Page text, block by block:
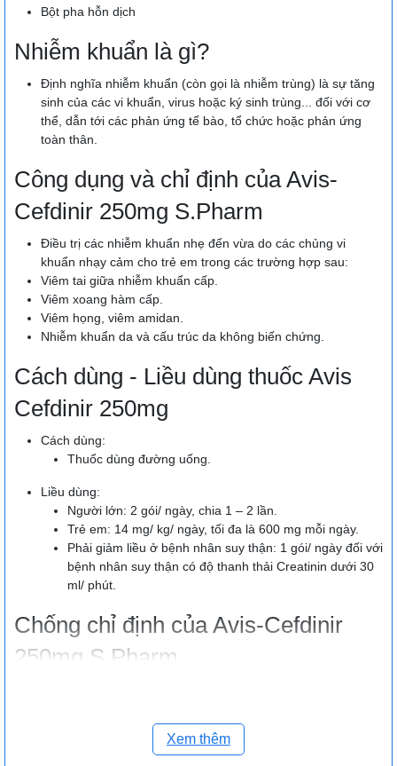
Bột pha hỗn dịch
Nhiễm khuẩn là gì?
Định nghĩa nhiễm khuẩn (còn gọi là nhiễm trùng) là sự tăng
sinh của các vi khuẩn, virus hoặc ký sinh trùng... đối với cơ
thể, dẫn tới các phản ứng tế bào, tổ chức hoặc phản ứng
toàn thân.
Công dụng và chỉ định của Avis-
Cefdinir 250mg S.Pharm
Điều trị các nhiễm khuẩn nhẹ đến vừa do các chủng vi
khuẩn nhạy cảm cho trẻ em trong các trường hợp sau:
Viêm tai giữa nhiễm khuẩn cấp.
Viêm xoang hàm cấp.
Viêm họng, viêm amidan.
Nhiễm khuẩn da và cấu trúc da không biến chứng.
Cách dùng - Liều dùng thuốc Avis
Cefdinir 250mg
Cách dùng:
Thuốc dùng đường uống.
Liều dùng:
Người lớn: 2 gói/ ngày, chia 1 – 2 lần.
Trẻ em: 14 mg/ kg/ ngày, tối đa là 600 mg mỗi ngày.
Phải giảm liều ở bệnh nhân suy thận: 1 gói/ ngày đối với
bệnh nhân suy thận có độ thanh thải Creatinin dưới 30
ml/ phút.
Chống chỉ định của Avis-Cefdinir
250mg S.Pharm
Chống chỉ định ở người dị ứng với penicillin.
Xem thêm